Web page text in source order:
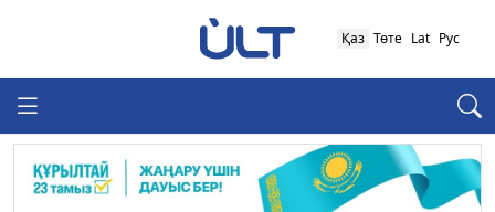
Қаз Төте Lat Рус